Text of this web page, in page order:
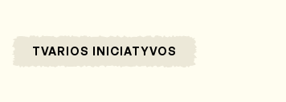
TVARIOS INICIATYVOS